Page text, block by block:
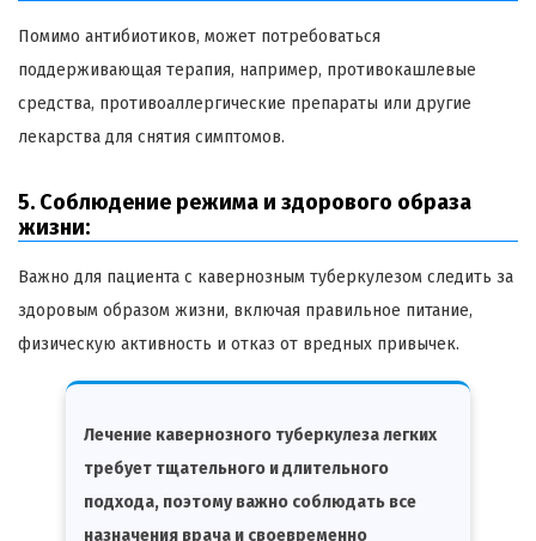
Помимо антибиотиков, может потребоваться
поддерживающая терапия, например, противокашлевые
средства, противоаллергические препараты или другие
лекарства для снятия симптомов.
5. Соблюдение режима и здорового образа
жизни:
Важно для пациента с кавернозным туберкулезом следить за
здоровым образом жизни, включая правильное питание,
физическую активность и отказ от вредных привычек.
Лечение кавернозного туберкулеза легких
требует тщательного и длительного
подхода, поэтому важно соблюдать все
назначения врача и своевременно